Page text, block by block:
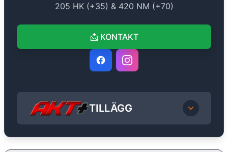
205 HK (+35) & 420 NM (+70)
📩 KONTAKT
TILLÄGG